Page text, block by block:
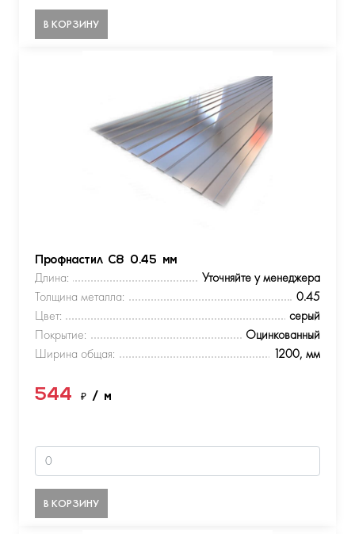
В КОРЗИНУ
Профнастил С8 0.45 мм
Длина:
Уточняйте у менеджера
Толщина металла:
0.45
Цвет:
серый
Покрытие:
Оцинкованный
Ширина общая:
1200, мм
544 ₽ / м
В КОРЗИНУ